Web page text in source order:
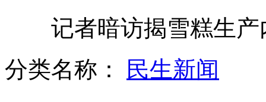
哥伦比亚首都爆炸袭击30余人死伤
记者暗访揭雪糕生产
分类名称：
民生新闻